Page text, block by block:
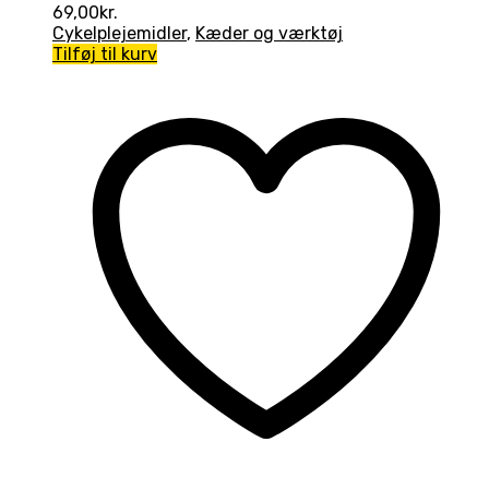
69,00kr.
Cykelplejemidler, Kæder og værktøj
Tilføj til kurv